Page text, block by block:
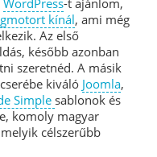
kínál, ami még
Az első
később azonban
szeretnéd. A másik
kiváló Joomla,
Simple sablonok és
komoly magyar
célszerűbb